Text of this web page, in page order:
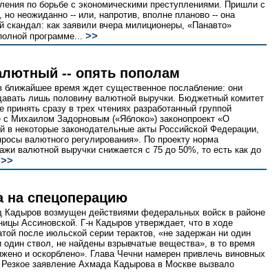
по борьбе с экономическими преступлениями. Пришли с
но неожиданно -- или, напротив, вполне планово -- она
скандал: как заявили вчера милиционеры, «Панавто»
программе... >>
-- опять пополам
ближайшее время ждет существенное послабление: они
лишь половину валютной выручки. Бюджетный комитет
сразу в трех чтениях разработанный группой
с Михаилом Задорновым («Яблоко») законопроект «О
в некоторые законодательные акты Российской Федерации,
валютного регулирования». По проекту норма
валютной выручки снижается с 75 до 50%, то есть как до
>>
на спецоперацию
Кадыров возмущен действиями федеральных войск в районе
Ассиновской. Г-н Кадыров утверждает, что в ходе
после июльской серии терактов, «не задержан ни один
один ствол, не найдены взрывчатые вещества», в то время
и оскорблено». Глава Чечни намерен привлечь виновных
Резкое заявление Ахмада Кадырова в Москве вызвало